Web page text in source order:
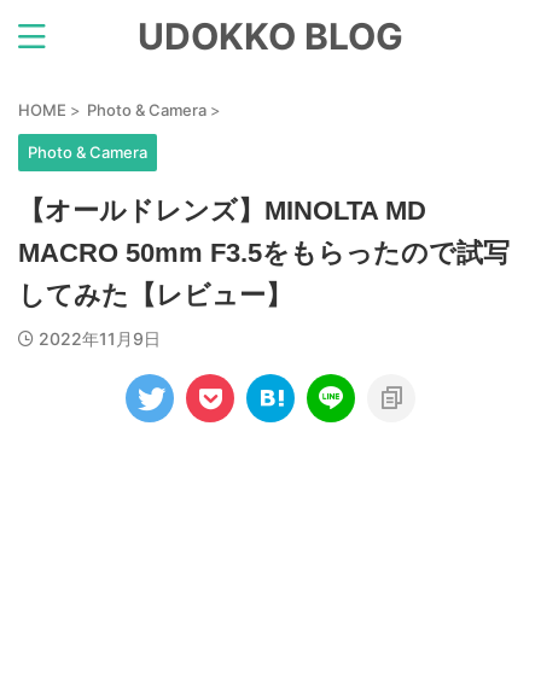
UDOKKO BLOG
HOME > Photo & Camera >
Photo & Camera
【オールドレンズ】MINOLTA MD
MACRO 50mm F3.5をもらったので試写
してみた【レビュー】
2022年11月9日